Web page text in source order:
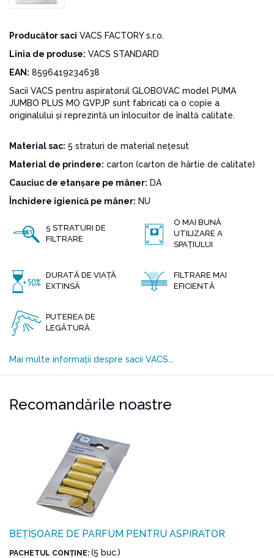
Producător saci VACS FACTORY s.r.o.
Linia de produse: VACS STANDARD
EAN: 8596419234638
Sacii VACS pentru aspiratorul GLOBOVAC model PUMA
JUMBO PLUS MO GVPJP sunt fabricați ca o copie a
originalului și reprezintă un înlocuitor de înaltă calitate.
Material sac: 5 straturi de material nețesut
Material de prindere: carton (carton de hârtie de calitate)
Cauciuc de etanșare pe mâner: DA
Închidere igienică pe mâner: NU
5 STRATURI DE
FILTRARE
O MAI BUNĂ
UTILIZARE A
SPAȚIULUI
DURATĂ DE VIAȚĂ
EXTINSĂ
FILTRARE MAI
EFICIENTĂ
PUTEREA DE
LEGĂTURĂ
Mai multe informații despre sacii VACS...
Recomandările noastre
BEȚIȘOARE DE PARFUM PENTRU ASPIRATOR
PACHETUL CONŢINE: (5 buc.)